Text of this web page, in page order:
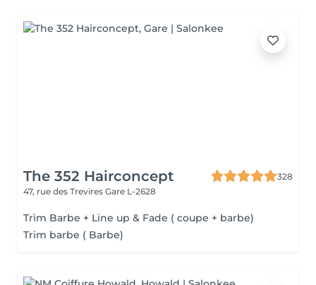
The 352 Hairconcept
328
47, rue des Trevires Gare L-2628
Trim Barbe + Line up & Fade ( coupe + barbe)
Trim barbe ( Barbe)